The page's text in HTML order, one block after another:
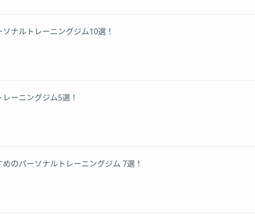
ナルトレーニングジム10選！
ーニングジム5選！
のパーソナルトレーニングジム 7選！